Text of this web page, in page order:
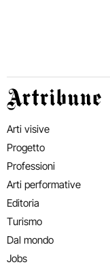
Artribune
Arti visive
Progetto
Professioni
Arti performative
Editoria
Turismo
Dal mondo
Jobs